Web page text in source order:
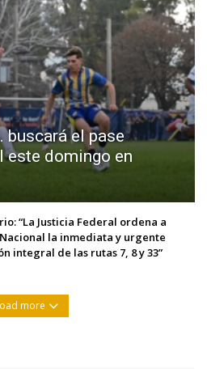
buscará el pase
este domingo en
“La Justicia Federal ordena a
la inmediata y urgente
integral de las rutas 7, 8 y 33”
more